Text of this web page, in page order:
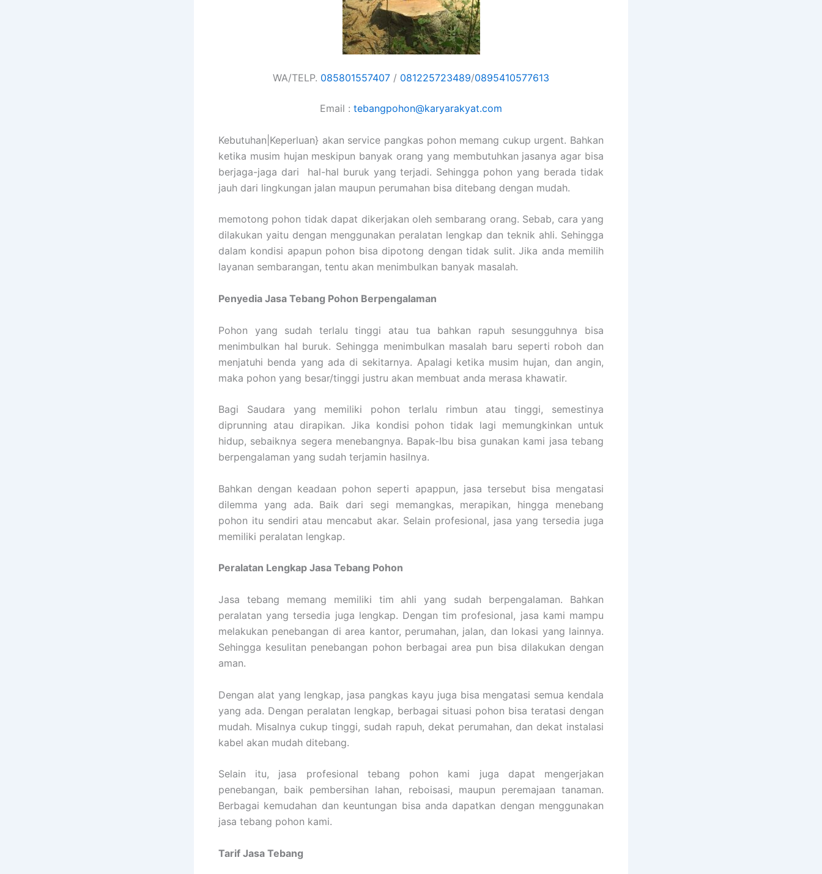
WA/TELP. 085801557407 / 081225723489/0895410577613
Email : tebangpohon@karyarakyat.com
Kebutuhan|Keperluan} akan service pangkas pohon memang cukup urgent. Bahkan
ketika musim hujan meskipun banyak orang yang membutuhkan jasanya agar bisa
berjaga-jaga dari hal-hal buruk yang terjadi. Sehingga pohon yang berada tidak
jauh dari lingkungan jalan maupun perumahan bisa ditebang dengan mudah.
memotong pohon tidak dapat dikerjakan oleh sembarang orang. Sebab, cara yang
dilakukan yaitu dengan menggunakan peralatan lengkap dan teknik ahli. Sehingga
dalam kondisi apapun pohon bisa dipotong dengan tidak sulit. Jika anda memilih
layanan sembarangan, tentu akan menimbulkan banyak masalah.
Penyedia Jasa Tebang Pohon Berpengalaman
Pohon yang sudah terlalu tinggi atau tua bahkan rapuh sesungguhnya bisa
menimbulkan hal buruk. Sehingga menimbulkan masalah baru seperti roboh dan
menjatuhi benda yang ada di sekitarnya. Apalagi ketika musim hujan, dan angin,
maka pohon yang besar/tinggi justru akan membuat anda merasa khawatir.
Bagi Saudara yang memiliki pohon terlalu rimbun atau tinggi, semestinya
diprunning atau dirapikan. Jika kondisi pohon tidak lagi memungkinkan untuk
hidup, sebaiknya segera menebangnya. Bapak-Ibu bisa gunakan kami jasa tebang
berpengalaman yang sudah terjamin hasilnya.
Bahkan dengan keadaan pohon seperti apappun, jasa tersebut bisa mengatasi
dilemma yang ada. Baik dari segi memangkas, merapikan, hingga menebang
pohon itu sendiri atau mencabut akar. Selain profesional, jasa yang tersedia juga
memiliki peralatan lengkap.
Peralatan Lengkap Jasa Tebang Pohon
Jasa tebang memang memiliki tim ahli yang sudah berpengalaman. Bahkan
peralatan yang tersedia juga lengkap. Dengan tim profesional, jasa kami mampu
melakukan penebangan di area kantor, perumahan, jalan, dan lokasi yang lainnya.
Sehingga kesulitan penebangan pohon berbagai area pun bisa dilakukan dengan
aman.
Dengan alat yang lengkap, jasa pangkas kayu juga bisa mengatasi semua kendala
yang ada. Dengan peralatan lengkap, berbagai situasi pohon bisa teratasi dengan
mudah. Misalnya cukup tinggi, sudah rapuh, dekat perumahan, dan dekat instalasi
kabel akan mudah ditebang.
Selain itu, jasa profesional tebang pohon kami juga dapat mengerjakan
penebangan, baik pembersihan lahan, reboisasi, maupun peremajaan tanaman.
Berbagai kemudahan dan keuntungan bisa anda dapatkan dengan menggunakan
jasa tebang pohon kami.
Tarif Jasa Tebang